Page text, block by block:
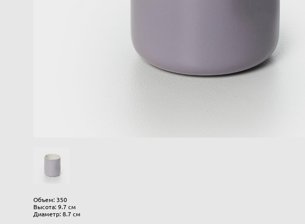
Объем: 350
Высота: 9.7 см
Диаметр: 8.7 см